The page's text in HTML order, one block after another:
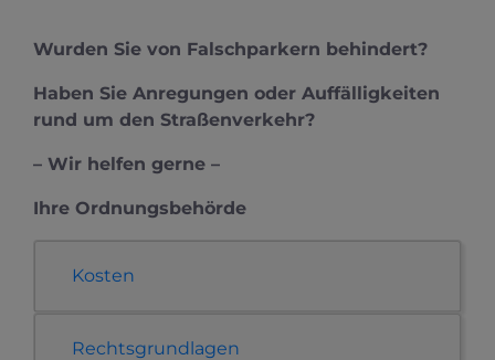
Wurden Sie von Falschparkern behindert?
Haben Sie Anregungen oder Auffälligkeiten
rund um den Straßenverkehr?
– Wir helfen gerne –
Ihre Ordnungsbehörde
Kosten
Rechtsgrundlagen